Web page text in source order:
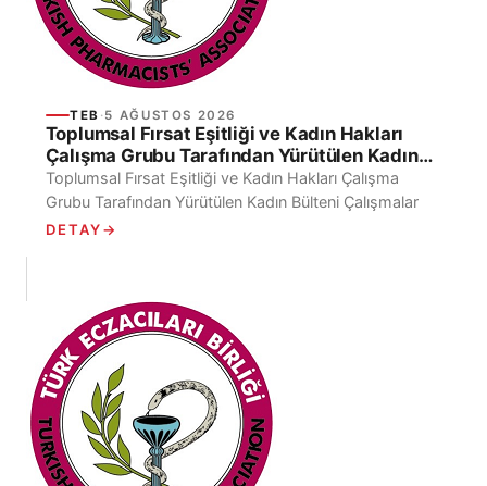
TEB ·5 AĞUSTOS 2026
Toplumsal Fırsat Eşitliği ve Kadın Hakları
Çalışma Grubu Tarafından Yürütülen Kadın
Bülteni Çalışmalar
Toplumsal Fırsat Eşitliği ve Kadın Hakları Çalışma
Grubu Tarafından Yürütülen Kadın Bülteni Çalışmalar
DETAY→